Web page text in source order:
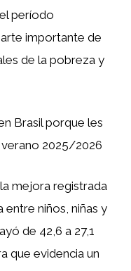
período
importante de
de la pobreza y
Brasil porque les
2025/2026
mejora registrada
niños, niñas y
de 42,6 a 27,1
que evidencia un